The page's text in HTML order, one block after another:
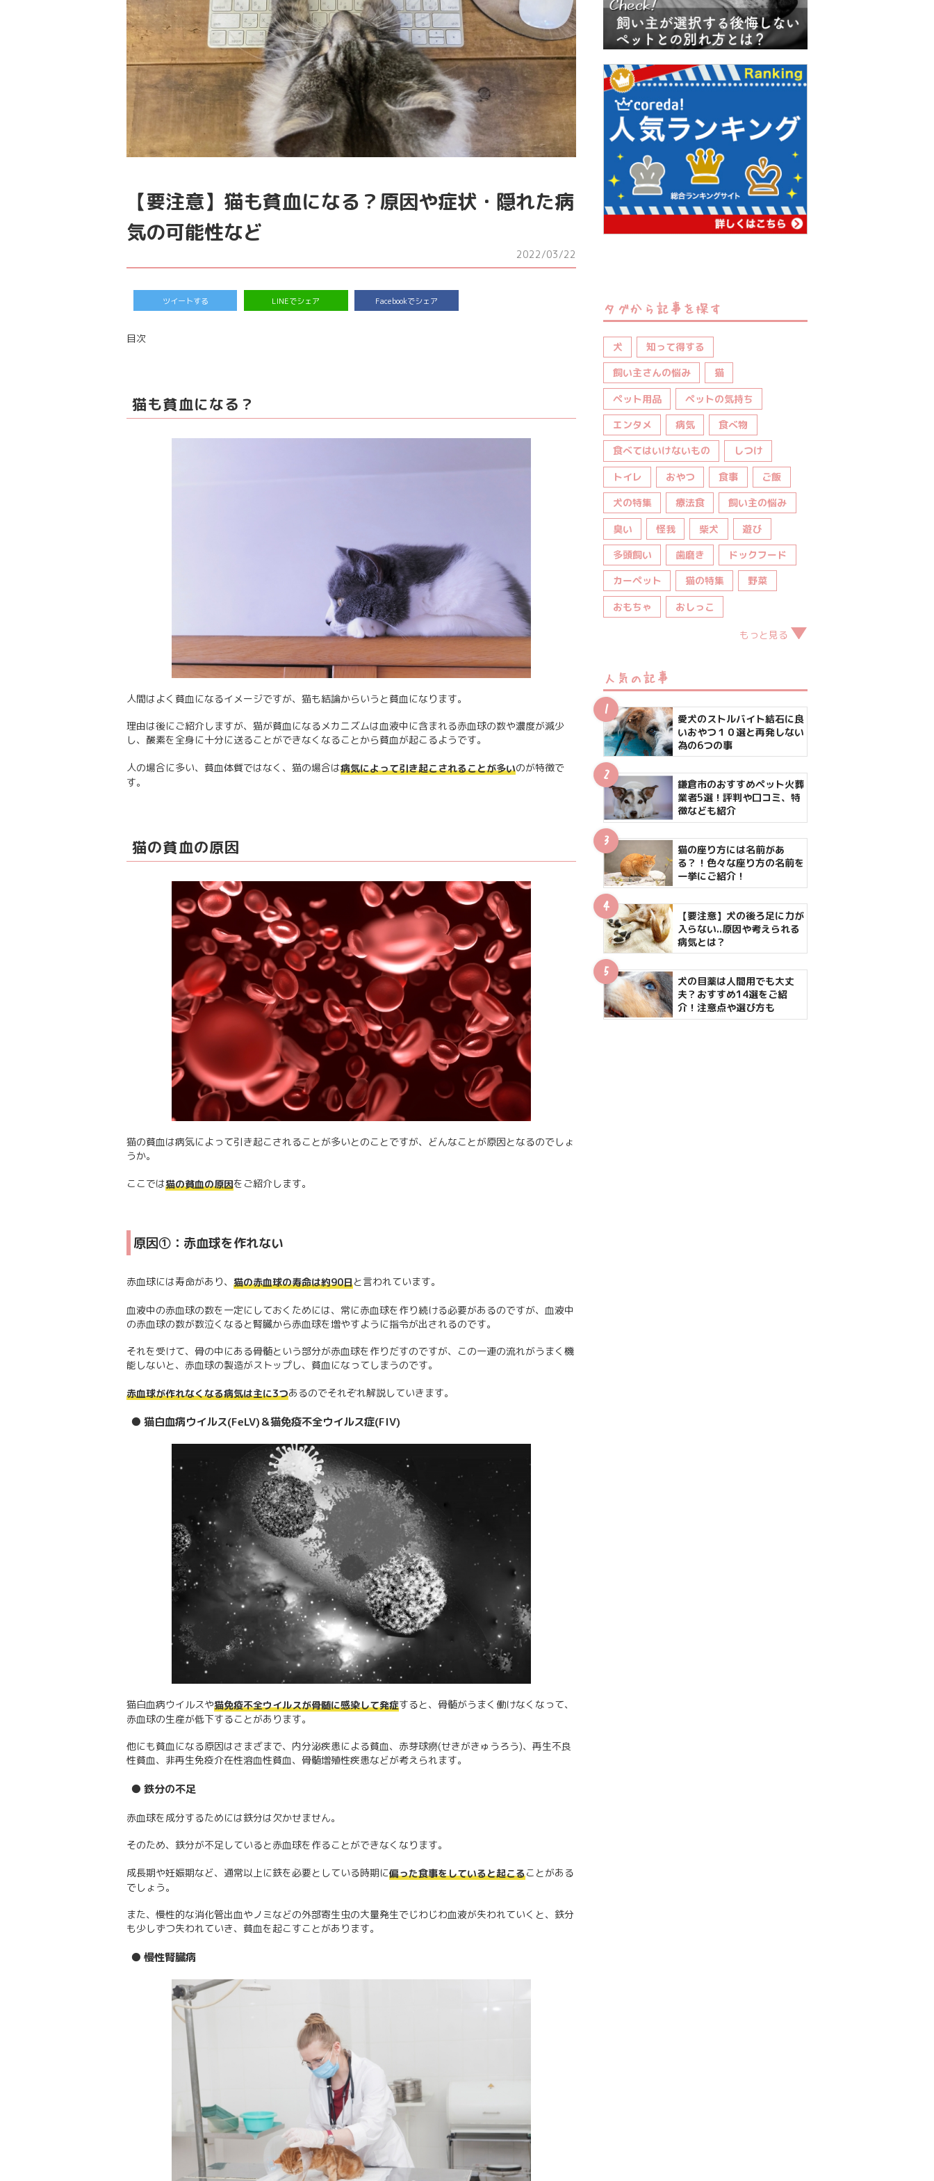
【要注意】猫も貧血になる？原因や症状・隠れた病
気の可能性など
2022/03/22
ツイートする LINEでシェア Facebookでシェア
目次
猫も貧血になる？
人間はよく貧血になるイメージですが、猫も結論からいうと貧血になります。
理由は後にご紹介しますが、猫が貧血になるメカニズムは血液中に含まれる赤血球の数や濃度が減少
し、酸素を全身に十分に送ることができなくなることから貧血が起こるようです。
人の場合に多い、貧血体質ではなく、猫の場合は病気によって引き起こされることが多いのが特徴で
す。
猫の貧血の原因
猫の貧血は病気によって引き起こされることが多いとのことですが、どんなことが原因となるのでしょ
うか。
ここでは猫の貧血の原因をご紹介します。
原因①：赤血球を作れない
赤血球には寿命があり、 猫の赤血球の寿命は約90日と言われています。
血液中の赤血球の数を一定にしておくためには、常に赤血球を作り続ける必要があるのですが、血液中
の赤血球の数が数泣くなると腎臓から赤血球を増やすように指令が出されるのです。
それを受けて、骨の中にある骨髄という部分が赤血球を作りだすのですが、この一連の流れがうまく機
能しないと、赤血球の製造がストップし、貧血になってしまうのです。
赤血球が作れなくなる病気は主に3つあるのでそれぞれ解説していきます。
● 猫白血病ウイルス(FeLV)＆猫免疫不全ウイルス症(FIV)
猫白血病ウイルスや猫免疫不全ウイルスが骨髄に感染して発症すると、骨髄がうまく働けなくなって、
赤血球の生産が低下することがあります。
他にも貧血になる原因はさまざまで、内分泌疾患による貧血、赤芽球癆(せきがきゅうろう)、再生不良
性貧血、非再生免疫介在性溶血性貧血、骨髄増殖性疾患などが考えられます。
● 鉄分の不足
赤血球を成分するためには鉄分は欠かせません。
そのため、鉄分が不足していると赤血球を作ることができなくなります。
成長期や妊娠期など、通常以上に鉄を必要としている時期に偏った食事をしていると起こることがある
でしょう。
また、慢性的な消化管出血やノミなどの外部寄生虫の大量発生でじわじわ血液が失われていくと、鉄分
も少しずつ失われていき、貧血を起こすことがあります。
● 慢性腎臓病
タグから記事を探す
犬
知って得する
飼い主さんの悩み
猫
ペット用品
ペットの気持ち
エンタメ
病気
食べ物
食べてはいけないもの
しつけ
トイレ
おやつ 食事
ご飯
犬の特集
療法食
飼い主の悩み
臭い
怪我 柴犬
遊び
多頭飼い
歯磨き
ドックフード
カーペット
猫の特集
野菜
おもちゃ
おしっこ
もっと見る
人気の記事
愛犬のストルバイト結石に良
いおやつ１０選と再発しない
為の6つの事
鎌倉市のおすすめペット火葬
業者5選！評判や口コミ、特
徴なども紹介
猫の座り方には名前があ
る？！色々な座り方の名前を
一挙にご紹介！
【要注意】犬の後ろ足に力が
入らない..原因や考えられる
病気とは？
犬の目薬は人間用でも大丈
夫？おすすめ14選をご紹
介！注意点や選び方も